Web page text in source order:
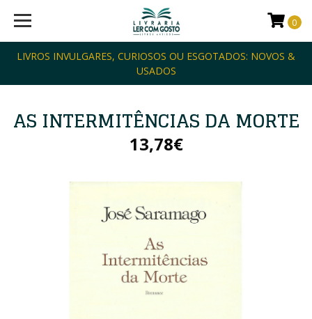
LIVROS INVULGARES, CURIOSOS OU ESGOTADOS: NOVOS &
USADOS
0
AS INTERMITÊNCIAS DA MORTE
13,78€